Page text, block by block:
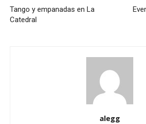
Tango y empanadas en La
Catedral
alegg